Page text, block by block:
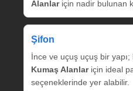
Alanlariçin nadir bulunan
Şifon
İnce ve uçuş uçuş bir yapı;
Kumaş Alanlariçin ideal
seçeneklerinde yer alabilir.